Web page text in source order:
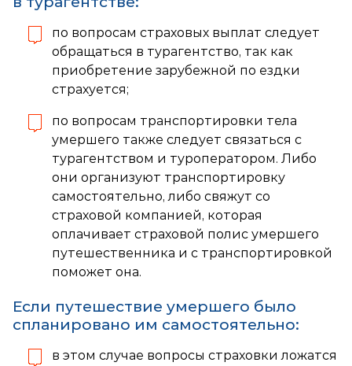
по вопросам страховых выплат следует
обращаться в турагентство, так как
приобретение зарубежной по ездки
страхуется;
по вопросам транспортировки тела
умершего также следует связаться с
турагентством и туроператором. Либо
они организуют транспортировку
самостоятельно, либо свяжут со
страховой компанией, которая
оплачивает страховой полис умершего
путешественника и с транспортировкой
поможет она.
Если путешествие умершего было
спланировано им самостоятельно:
в этом случае вопросы страховки ложатся